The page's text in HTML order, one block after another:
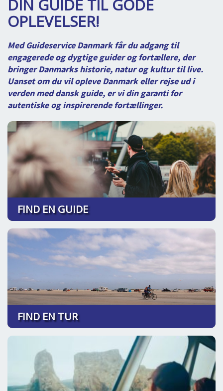
BOOKING
FOREDRAG
OM OS
DIN GUIDE TIL GODE
OPLEVELSER!
Med Guideservice Danmark får du adgang til
engagerede og dygtige guider og fortællere, der
bringer Danmarks historie, natur og kultur til live.
Uanset om du vil opleve Danmark eller rejse ud i
verden med dansk guide, er vi din garanti for
autentiske og inspirerende fortællinger.
FIND EN GUIDE
FIND EN TUR